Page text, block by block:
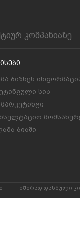
კომპანიაზე
ბიზნეს
სია
მარკეტინგი
ბიაში
ხშირად დასმული